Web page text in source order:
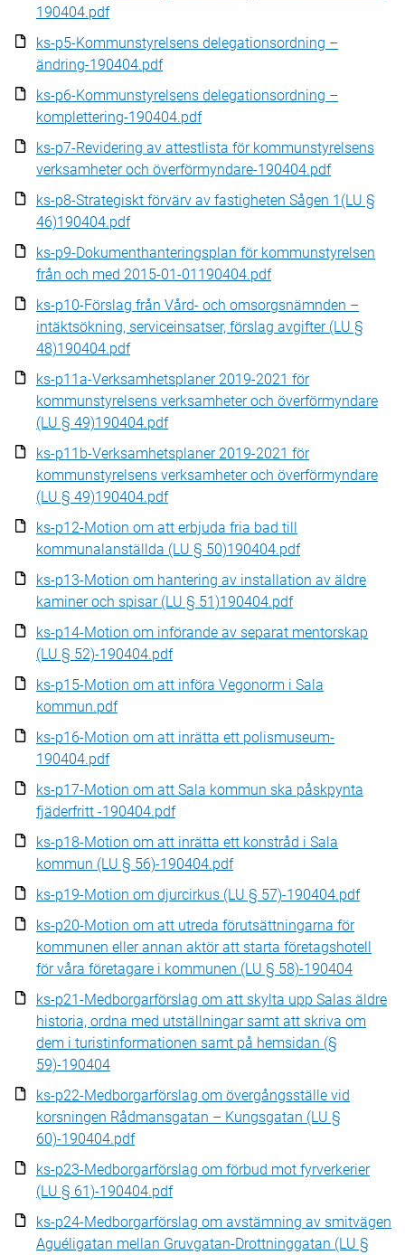
190404.pdf
ks-p5-Kommunstyrelsens delegationsordning –
ändring-190404.pdf
ks-p6-Kommunstyrelsens delegationsordning –
komplettering-190404.pdf
ks-p7-Revidering av attestlista för kommunstyrelsens
verksamheter och överförmyndare-190404.pdf
ks-p8-Strategiskt förvärv av fastigheten Sågen 1(LU §
46)190404.pdf
ks-p9-Dokumenthanteringsplan för kommunstyrelsen
från och med 2015-01-01190404.pdf
ks-p10-Förslag från Vård- och omsorgsnämnden –
intäktsökning, serviceinsatser, förslag avgifter (LU §
48)190404.pdf
ks-p11a-Verksamhetsplaner 2019-2021 för
kommunstyrelsens verksamheter och överförmyndare
(LU § 49)190404.pdf
ks-p11b-Verksamhetsplaner 2019-2021 för
kommunstyrelsens verksamheter och överförmyndare
(LU § 49)190404.pdf
ks-p12-Motion om att erbjuda fria bad till
kommunalanställda (LU § 50)190404.pdf
ks-p13-Motion om hantering av installation av äldre
kaminer och spisar (LU § 51)190404.pdf
ks-p14-Motion om införande av separat mentorskap
(LU § 52)-190404.pdf
ks-p15-Motion om att införa Vegonorm i Sala
kommun.pdf
ks-p16-Motion om att inrätta ett polismuseum-
190404.pdf
ks-p17-Motion om att Sala kommun ska påskpynta
fjäderfritt -190404.pdf
ks-p18-Motion om att inrätta ett konstråd i Sala
kommun (LU § 56)-190404.pdf
ks-p19-Motion om djurcirkus (LU § 57)-190404.pdf
ks-p20-Motion om att utreda förutsättningarna för
kommunen eller annan aktör att starta företagshotell
för våra företagare i kommunen (LU § 58)-190404
ks-p21-Medborgarförslag om att skylta upp Salas äldre
historia, ordna med utställningar samt att skriva om
dem i turistinformationen samt på hemsidan (§
59)-190404
ks-p22-Medborgarförslag om övergångsställe vid
korsningen Rådmansgatan – Kungsgatan (LU §
60)-190404.pdf
ks-p23-Medborgarförslag om förbud mot fyrverkerier
(LU § 61)-190404.pdf
ks-p24-Medborgarförslag om avstämning av smitvägen
Aguéligatan mellan Gruvgatan-Drottninggatan (LU §